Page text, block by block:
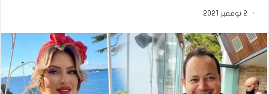
2 نوفمبر 2021